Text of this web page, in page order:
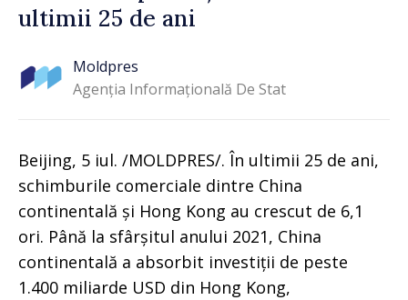
ultimii 25 de ani
Moldpres
Agenția Informațională De Stat
Beijing, 5 iul. /MOLDPRES/. În ultimii 25 de ani,
schimburile comerciale dintre China
continentală și Hong Kong au crescut de 6,1
ori. Până la sfârșitul anului 2021, China
continentală a absorbit investiții de peste
1.400 miliarde USD din Hong Kong,